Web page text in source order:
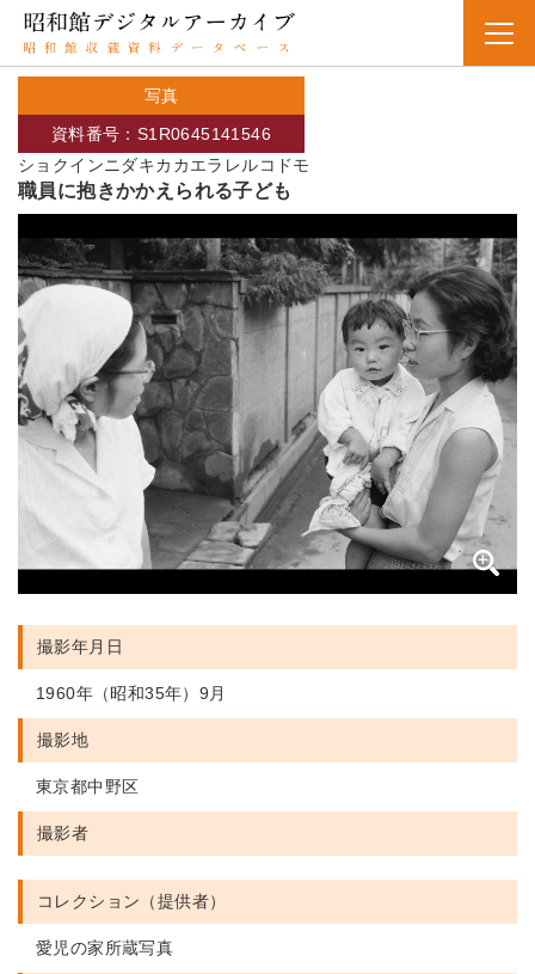
写真
ショクインニダキカカエラレルコドモ
資料番号：S1R0645141546
職員に抱きかかえられる子ども
撮影年月日
1960年（昭和35年）9月
撮影地
東京都中野区
撮影者
コレクション（提供者）
愛児の家所蔵写真